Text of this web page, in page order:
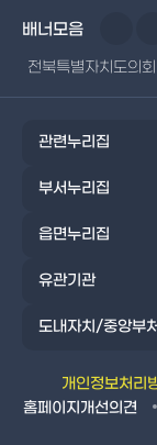
배너모음
전북특별자치도의
관련누리집
부서누리집
읍면누리집
유관기관
도내자치/중앙부처
개인정보처리
홈페이지개선의견